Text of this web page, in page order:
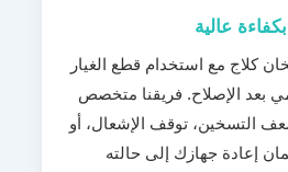
عالية
كلاج مع استخدام قطع الغيار
بعد الإصلاح. فريقنا متخصص
التسخين، توقف الإشعال، أو
إعادة جهازك إلى حالته